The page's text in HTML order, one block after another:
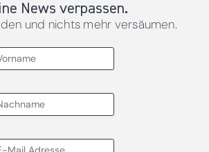
News verpassen.
und nichts mehr versäumen.